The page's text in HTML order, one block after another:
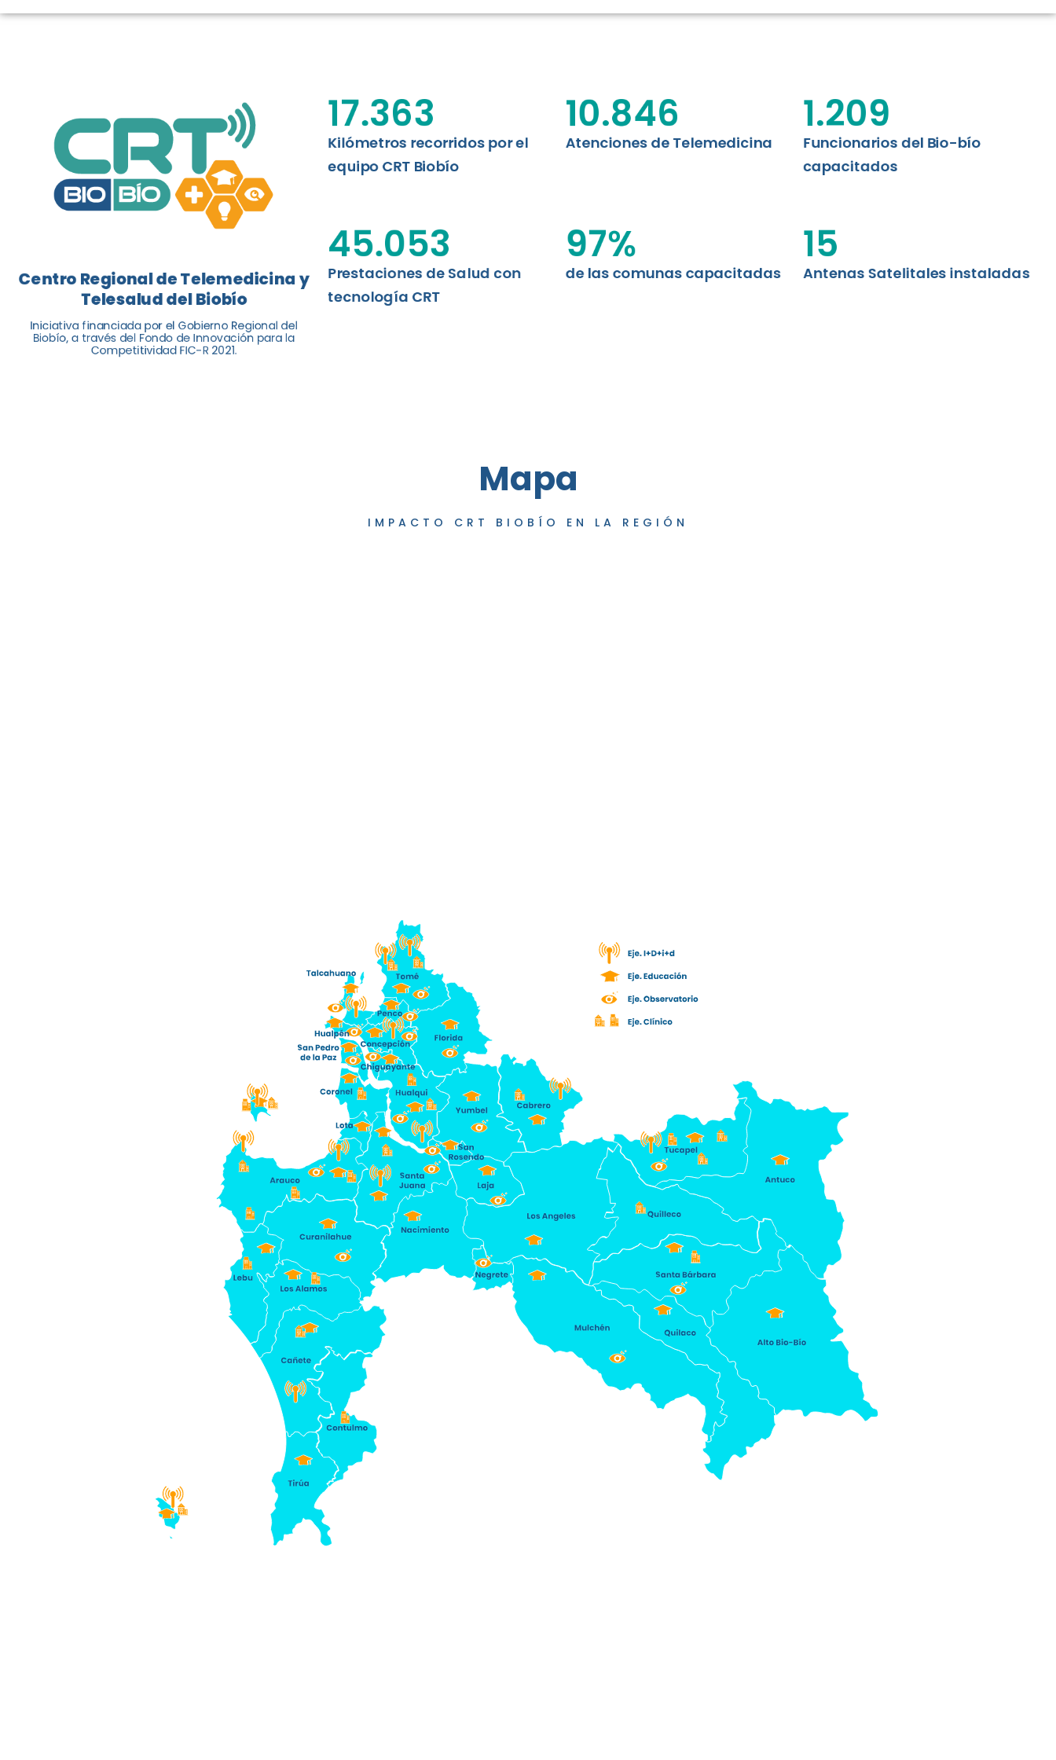
ABORDAJE CLÍNICO EN
I+D+I+E
MDPA
balance de tres años acercando la salud digital a los habitantes...
Leer más
Centro Regional de Telemedicina y
Telesalud del Biobío
Iniciativa financiada por el Gobierno Regional del
Biobío, a través del Fondo de Innovación para la
Competitividad FIC-R 2021.
Kilómetros recorridos por el
equipo CRT Biobío
17.363
Atenciones de Telemedicina
10.846
Funcionarios del Bio-bío
capacitados
1.209
Prestaciones de Salud con
tecnología CRT
45.053
de las comunas capacitadas
97%
Antenas Satelitales instaladas
15
Mapa
IMPACTO CRT BIOBÍO EN LA REGIÓN